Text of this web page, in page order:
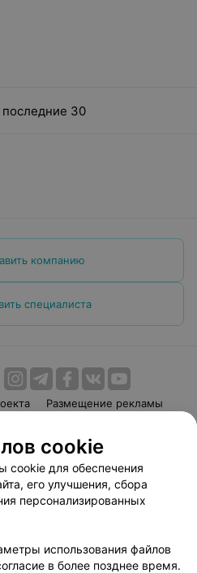
последние 30
компанию
специалиста
Размещение рекламы
Способы оплаты
Партнеры
103.by
данных
cookie
cookie для обеспечения
его улучшения, сбора
персонализированных
использования файлов
в более позднее время.